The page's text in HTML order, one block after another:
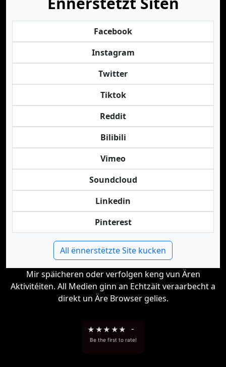
Facebook
Instagram
Twitter
Tiktok
Reddit
Bilibili
Vimeo
Soundcloud
Linkedin
Pinterest
All ënnerstëtzte Site kucken
Mir späicheren oder verfolgen keng vun Ären
Aktivitéiten. All Medien ginn an Echtzäit veraarbecht a
direkt un Äre Browser gelies.
★ ★★ ★★ -
Be the first to rate!